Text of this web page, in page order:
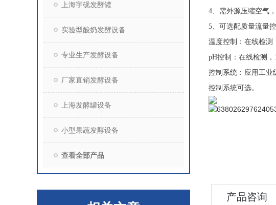
上海宇砚发酵罐
实验型酸奶发酵设备
专业生产发酵设备
厂家直销发酵设备
上海发酵罐设备
小型果蔬发酵设备
查看全部产品
4、需外源压缩空气
5、可选配质量流量
温度控制：在线检测
pH控制：在线检测
控制系统：应用工业
控制系统可选。
产品咨询